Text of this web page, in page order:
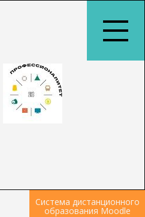
Система дистанционного
образования Moodle